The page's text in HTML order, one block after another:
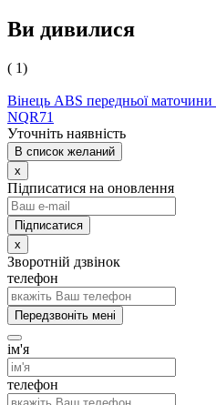
Ви дивилися
( 1)
Вінець ABS передньої
NQR71
Уточніть наявність
В список желаний
x
Підписатися на оновлення
x
Зворотній дзвінок
телефон
Передзвоніть мені
ім'я
телефон